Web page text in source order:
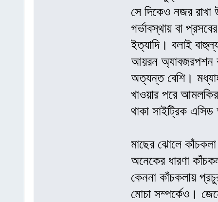
সে দিকেও নজর
গর্ভাবস্থায় বা
ইত্যাদি। বলাই
আয়রন অ্যাবজরপশন
অত্যন্ত বেশি।
খাওয়ার পরে
থাকা সাইট্রিক
মাছের ঝোলে কাঁচকলা
অনেকের ধারণা
কেননা কাঁচকলায়
মোচা সম্পর্কেও।